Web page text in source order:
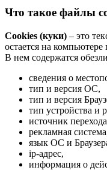
Что такое файлы
Cookies (куки) – это
остается на компьютере
В нем содержатся
сведения о
тип и версия ОС,
тип и версия
тип устройства и
источник
рекламная
язык ОС и
ip-адрес,
информация о